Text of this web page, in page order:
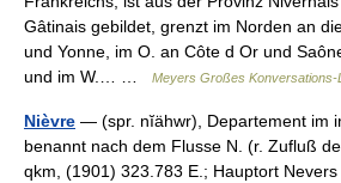
Gâtinais gebildet, grenzt im Norden an
und Yonne, im O. an Côte d Or und
und im W.… …
Meyers Großes Konversations-
Nièvre — (spr. nĭähwr), Departement im
benannt nach dem Flusse N. (r. Zufluß
qkm, (1901) 323.783 E.; Hauptort